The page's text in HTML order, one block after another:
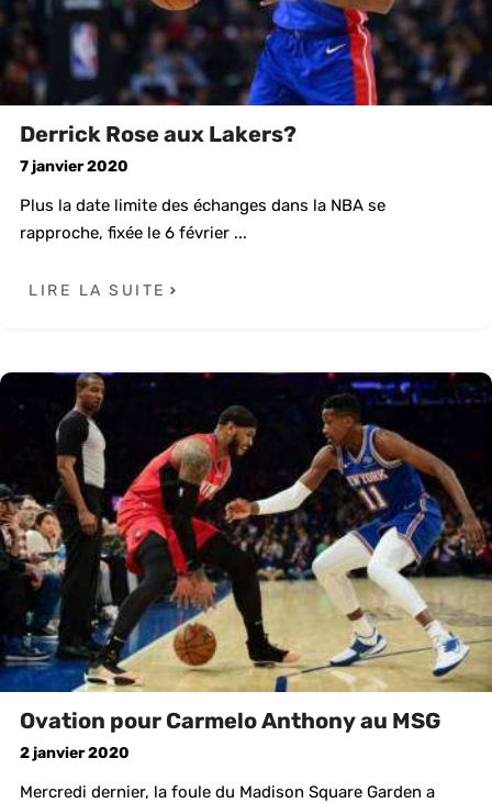
Derrick Rose aux Lakers?
7 janvier 2020
Plus la date limite des échanges dans la NBA se
rapproche, fixée le 6 février ...
LIRE LA SUITE
Ovation pour Carmelo Anthony au MSG
2 janvier 2020
Mercredi dernier, la foule du Madison Square Garden a